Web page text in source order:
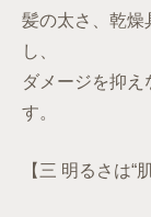
髪の太さ、乾燥
し、
ダメージを抑え
す。
【三 明るさは“